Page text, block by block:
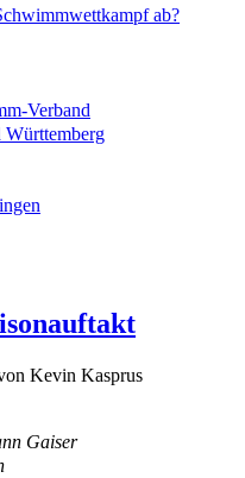
ab?
Verband
Württemberg
Kevin Kasprus
Gaiser